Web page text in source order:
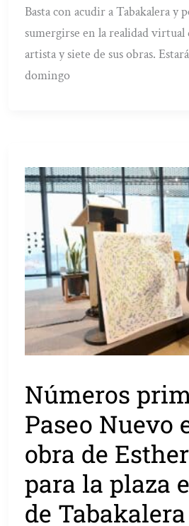
Basta con acudir a Tabakalera y
sumergirse en la realidad virtual
artista y siete de sus obras.
domingo
Números
Paseo Nuevo
obra de
para la plaza
de Tabakalera